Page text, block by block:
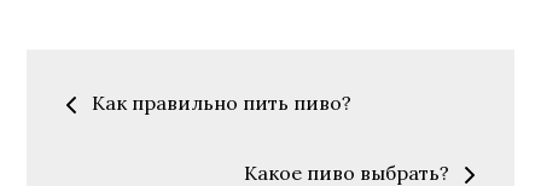
Навигация
по
Как правильно пить пиво?
Какое пиво выбрать?